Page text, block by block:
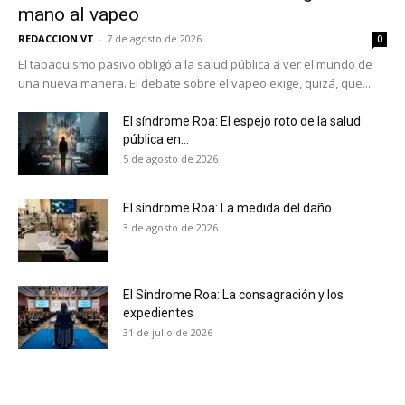
No te pierdas de las
mano al vapeo
REDACCION VT - 7 de agosto de 2026 0
El tabaquismo pasivo obligó a la salud pública a ver el mundo de
una nueva manera. El debate sobre el vapeo exige, quizá, que...
El síndrome Roa: El espejo roto de la salud
pública en...
5 de agosto de 2026
El síndrome Roa: La medida del daño
3 de agosto de 2026
El Síndrome Roa: La consagración y los
expedientes
31 de julio de 2026